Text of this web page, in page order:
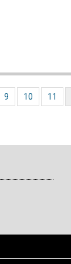
Page
9 Page
10 Page
11